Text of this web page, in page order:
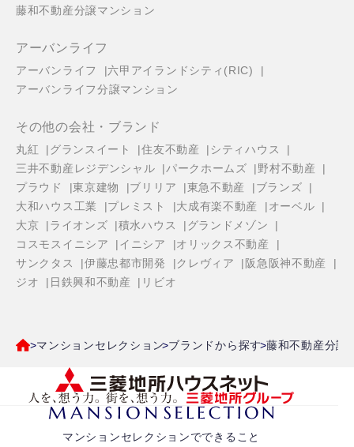
藤和不動産分譲マンション
アーバンライフ
アーバンライフ
六甲アイランドシティ(RIC)
アーバンライフ分譲マンション
その他の会社・ブランド
丸紅 グランスイート 住友不動産
シティハウス
三井不動産レジデンシャル
パークホームズ
野村不動産
プラウド
東京建物 ブリリア 東急不動産
ブランズ
大和ハウス工業
プレミスト 大成有楽不動産
オーベル
大京
ライオンズ 積水ハウス
グランドメゾン
コスモスイニシア
イニシア
オリックス不動産
サンクタス
伊藤忠都市開発 クレヴィア
阪急阪神不動産
ジオ
日鉄興和不動産 リビオ
マンションセレクション ブランドから探す 藤和不動産分譲
マンションセレクションでできること